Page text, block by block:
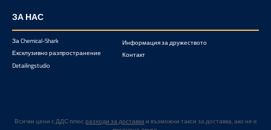
ЗА НАС
За Chemical-Shark
Ексклузивно разпространение
Detailingstudio
Информация за дружеството
Контакт
Всички цени с ДДС плюсразходи за доставкаи възможни такси за доставка, ако не е